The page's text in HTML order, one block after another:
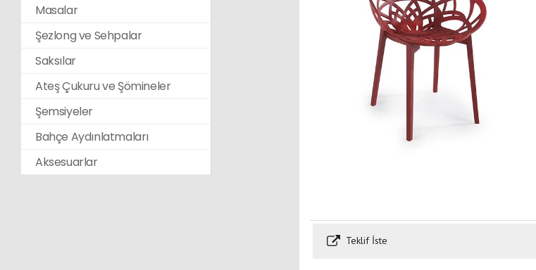
Masalar
Şezlong ve Sehpalar
Saksılar
Ateş Çukuru ve Şömineler
Şemsiyeler
Bahçe Aydınlatmaları
Aksesuarlar
Teklif İste